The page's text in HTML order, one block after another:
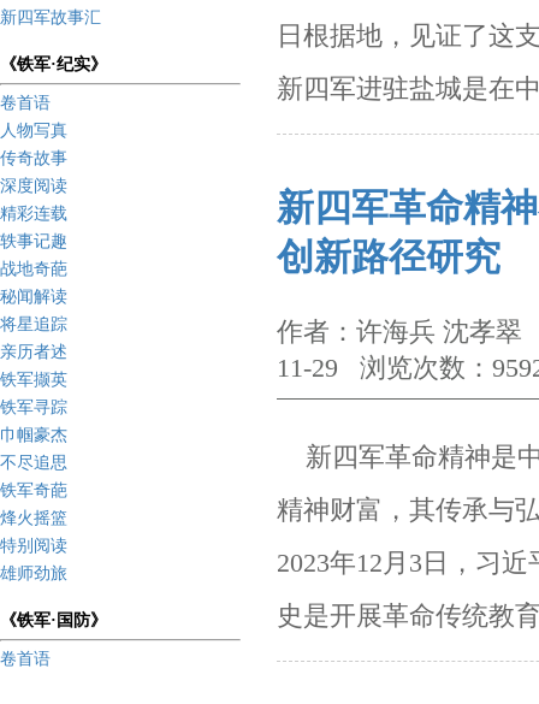
新四军故事汇
《铁军·纪实》
卷首语
人物写真
传奇故事
深度阅读
精彩连载
轶事记趣
战地奇葩
秘闻解读
将星追踪
亲历者述
铁军撷英
铁军寻踪
巾帼豪杰
不尽追思
铁军奇葩
烽火摇篮
特别阅读
雄师劲旅
《铁军·国防》
卷首语
日根据地，见证了这
新四军进驻盐城是在
新四军革命精
创新路径研究
作者：许海兵 沈孝
11-29 浏览次数：
新四军革命精神是
精神财富，其传承与
2023年12 月 3 日，习
史是开展革命传统教